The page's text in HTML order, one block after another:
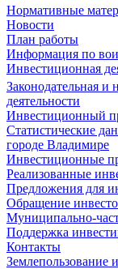
Нормативные
Новости
План работы
Информация по
Инвестиционная
Законодательная и
деятельности
Инвестиционный
Статистические
городе Владимире
Инвестиционные
Реализованные
Предложения для
Обращение
Муниципально-
Поддержка
Контакты
Землепользование